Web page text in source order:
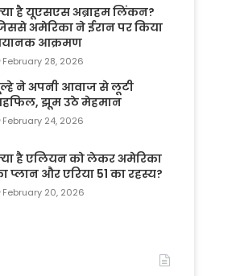
है यूएसएस अब्राहम लिंकन?
अमेरिका ने ईरान पर किया
आक्रमण
February 28, 2026
ने अपनी आवाज से लूटी
झूम उठे मेहमान
February 24, 2026
है एलियन को लेकर अमेरिका
प्लान और एरिया 51 का रहस्य?
February 20, 2026